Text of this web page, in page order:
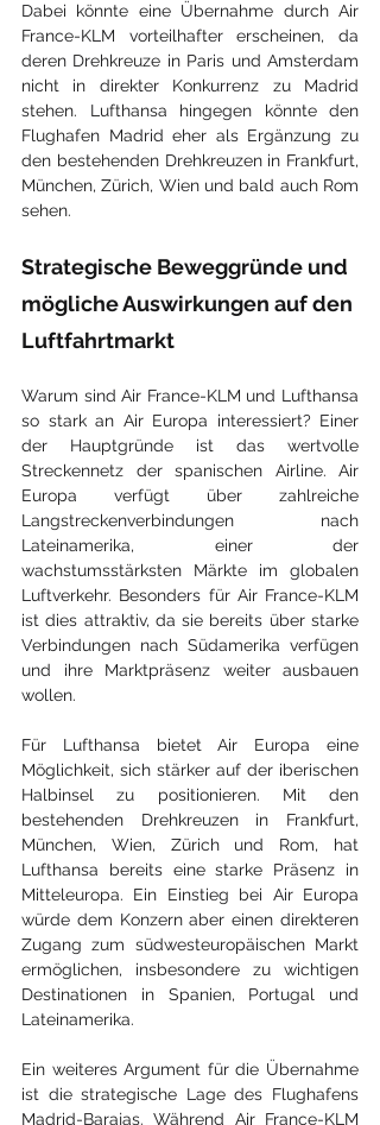
Dabei könnte eine Übernahme durch Air
France-KLM vorteilhafter erscheinen, da
deren Drehkreuze in Paris und Amsterdam
nicht in direkter Konkurrenz zu Madrid
stehen. Lufthansa hingegen könnte den
Flughafen Madrid eher als Ergänzung zu
den bestehenden Drehkreuzen in Frankfurt,
München, Zürich, Wien und bald auch Rom
sehen.
Strategische Beweggründe und
mögliche Auswirkungen auf den
Luftfahrtmarkt
Warum sind Air France-KLM und Lufthansa
so stark an Air Europa interessiert? Einer
der Hauptgründe ist das wertvolle
Streckennetz der spanischen Airline. Air
Europa verfügt über zahlreiche
Langstreckenverbindungen nach
Lateinamerika, einer der
wachstumsstärksten Märkte im globalen
Luftverkehr. Besonders für Air France-KLM
ist dies attraktiv, da sie bereits über starke
Verbindungen nach Südamerika verfügen
und ihre Marktpräsenz weiter ausbauen
wollen.
Für Lufthansa bietet Air Europa eine
Möglichkeit, sich stärker auf der iberischen
Halbinsel zu positionieren. Mit den
bestehenden Drehkreuzen in Frankfurt,
München, Wien, Zürich und Rom, hat
Lufthansa bereits eine starke Präsenz in
Mitteleuropa. Ein Einstieg bei Air Europa
würde dem Konzern aber einen direkteren
Zugang zum südwesteuropäischen Markt
ermöglichen, insbesondere zu wichtigen
Destinationen in Spanien, Portugal und
Lateinamerika.
Ein weiteres Argument für die Übernahme
ist die strategische Lage des Flughafens
Madrid-Barajas. Während Air France-KLM